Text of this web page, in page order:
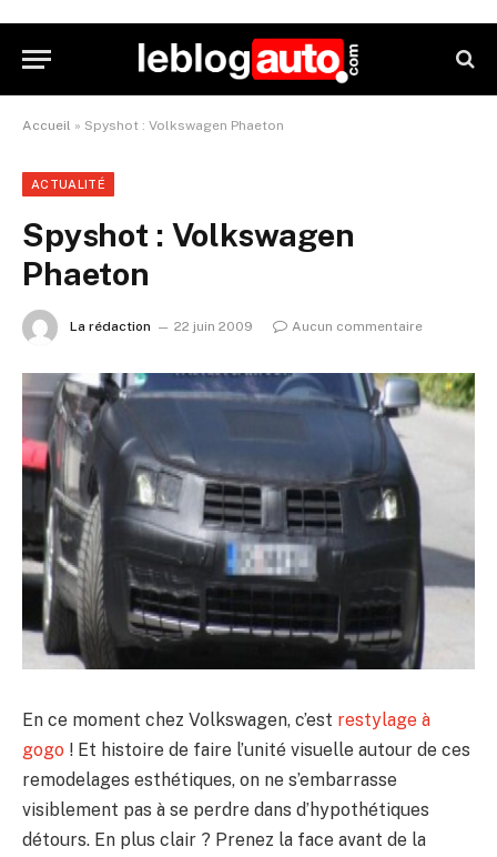
Accueil » Spyshot : Volkswagen Phaeton
ACTUALITÉ
Spyshot : Volkswagen
Phaeton
La rédaction 22 juin 2009 Aucun commentaire
En ce moment chez Volkswagen, c’est restylage à
gogo ! Et histoire de faire l’unité visuelle autour de ces
remodelages esthétiques, on ne s’embarrasse
visiblement pas à se perdre dans d’hypothétiques
détours. En plus clair ? Prenez la face avant de la